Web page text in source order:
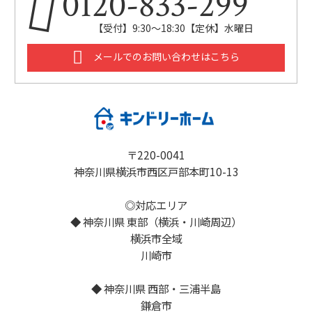
【受付】9:30～18:30【定休】水曜日
メールでのお問い合わせはこちら
〒220-0041
神奈川県横浜市西区戸部本町10-13
◎対応エリア
◆ 神奈川県 東部（横浜・川崎周辺）
横浜市全域
川崎市
◆ 神奈川県 西部・三浦半島
鎌倉市